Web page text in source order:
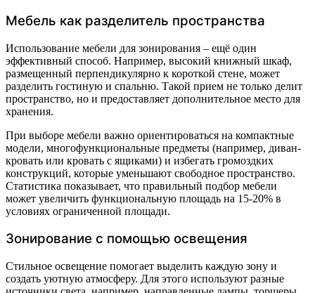
Мебель как разделитель пространства
Использование мебели для зонирования – ещё один
эффективный способ. Например, высокий книжный шкаф,
размещенный перпендикулярно к короткой стене, может
разделить гостиную и спальню. Такой прием не только делит
пространство, но и предоставляет дополнительное место для
хранения.
При выборе мебели важно ориентироваться на компактные
модели, многофункциональные предметы (например, диван-
кровать или кровать с ящиками) и избегать громоздких
конструкций, которые уменьшают свободное пространство.
Статистика показывает, что правильный подбор мебели
может увеличить функциональную площадь на 15-20% в
условиях ограниченной площади.
Зонирование с помощью освещения
Стильное освещение помогает выделить каждую зону и
создать уютную атмосферу. Для этого используют разные